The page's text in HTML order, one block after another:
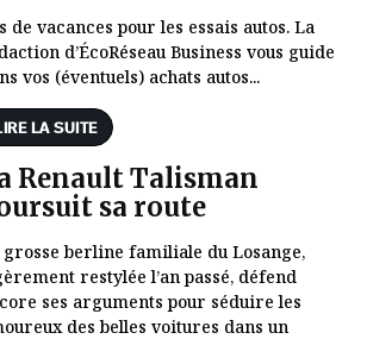
de vacances pour les essais autos. La
d’ÉcoRéseau Business vous guide
vos (éventuels) achats autos...
LA SUITE
Renault Talisman
sa route
grosse berline familiale du Losange,
restylée l’an passé, défend
ses arguments pour séduire les
des belles voitures dans un